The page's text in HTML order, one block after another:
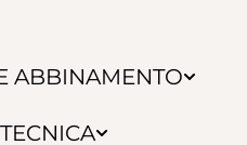
ABBINAMENTO